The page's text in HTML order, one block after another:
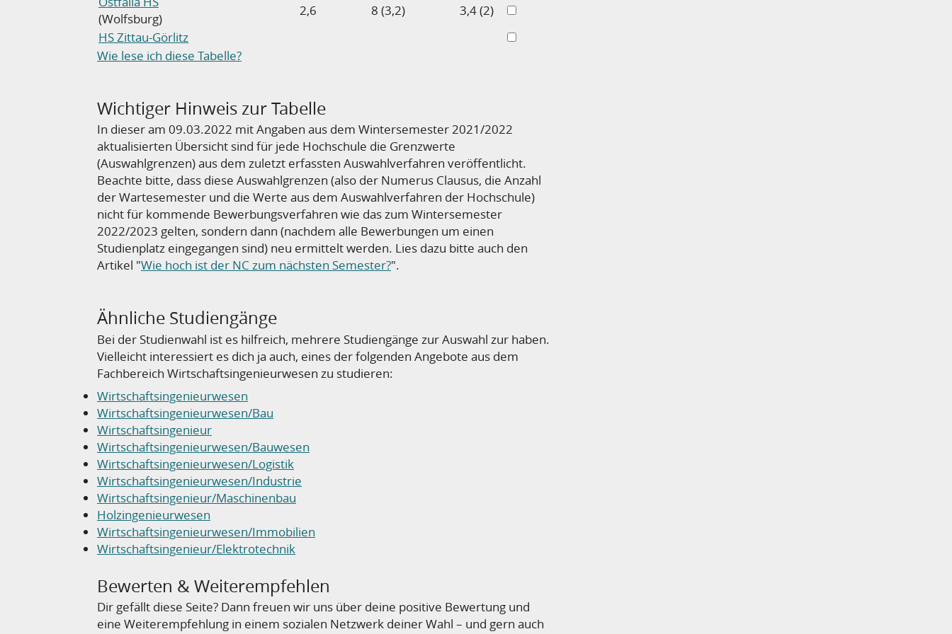
(Wolfsburg)
2,6 8 (3,2)
3,4 (2)
HS Zittau-Görlitz
Wie lese ich diese Tabelle?
Wichtiger Hinweis zur Tabelle
In dieser am 09.03.2022 mit Angaben aus dem Wintersemester 2021/2022
aktualisierten Übersicht sind für jede Hochschule die Grenzwerte
(Auswahlgrenzen) aus dem zuletzt erfassten Auswahlverfahren veröffentlicht.
Beachte bitte, dass diese Auswahlgrenzen (also der Numerus Clausus, die Anzahl
der Wartesemester und die Werte aus dem Auswahlverfahren der Hochschule)
nichtfür kommende Bewerbungsverfahren wie das zum Wintersemester
2022/2023 gelten, sondern dann (nachdem alle Bewerbungen um einen
Studienplatz eingegangen sind) neu ermittelt werden. Lies dazu bitte auch den
Artikel "Wie hoch ist der NC zum nächsten Semester?".
Ähnliche Studiengänge
Bei der Studienwahl ist es hilfreich, mehrere Studiengänge zur Auswahl zur haben.
Vielleicht interessiert es dich ja auch, eines der folgenden Angebote aus dem
Fachbereich Wirtschaftsingenieurwesen zu studieren:
Wirtschaftsingenieurwesen
Wirtschaftsingenieurwesen/Bau
Wirtschaftsingenieur
Wirtschaftsingenieurwesen/Bauwesen
Wirtschaftsingenieurwesen/Logistik
Wirtschaftsingenieurwesen/Industrie
Wirtschaftsingenieur/Maschinenbau
Holzingenieurwesen
Wirtschaftsingenieurwesen/Immobilien
Wirtschaftsingenieur/Elektrotechnik
Bewerten & Weiterempfehlen
Dir gefällt diese Seite? Dann freuen wir uns über deine positive Bewertung und
eine Weiterempfehlung in einem sozialen Netzwerk deiner Wahl – und gern auch